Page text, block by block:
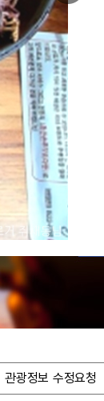
관광정보 수정요청